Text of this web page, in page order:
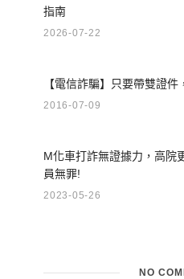
指南
2026-07-22
【電信詐騙】只要帶雙證
2016-07-09
M化車打詐無證據力，高院
員無罪!
2023-05-26
NO